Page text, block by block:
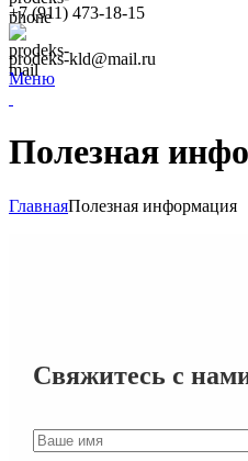
+7 (911) 473-18-15
prodeks-kld@mail.ru
Меню
Полезная
ГлавнаяПолезная информация
Свяжитесь с